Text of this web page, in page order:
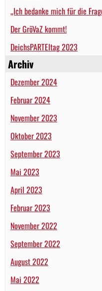
„Ich bedanke mich für die
Der GröVaZ kommt!
DeichsPARTEItag 2023
Archiv
Dezember 2024
Februar 2024
November 2023
Oktober 2023
September 2023
Mai 2023
April 2023
Februar 2023
November 2022
September 2022
August 2022
Mai 2022